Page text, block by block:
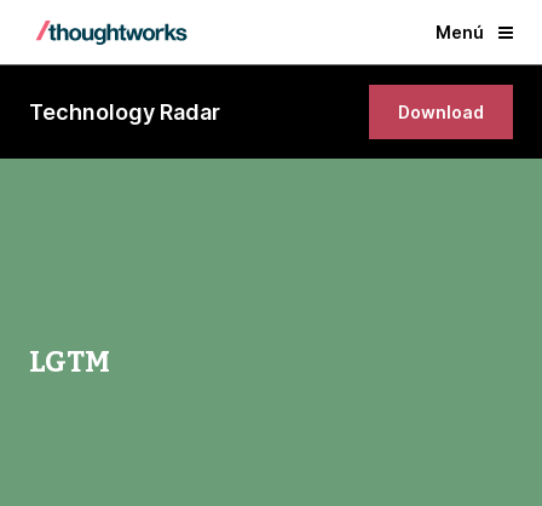
Menú
Technology Radar Download
LGTM